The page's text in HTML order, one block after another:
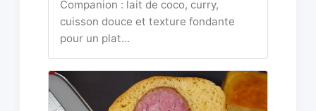
Companion : lait de coco, curry,
cuisson douce et texture fondante
pour un plat…